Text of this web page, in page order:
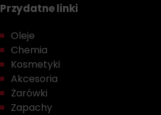
Przydatne linki
Oleje
Chemia
Kosmetyki
Akcesoria
Żarówki
Zapachy